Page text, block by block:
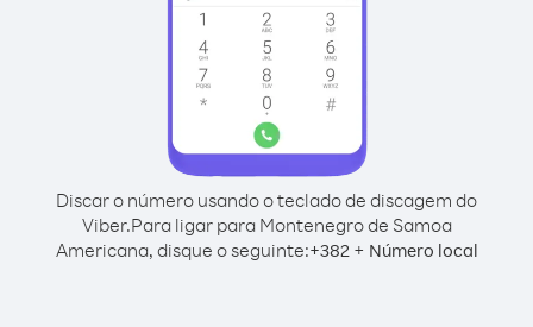
Discar o número usando o teclado de discagem do
Viber.Para ligar para Montenegro de Samoa
Americana, disque o seguinte:+382+ Número local